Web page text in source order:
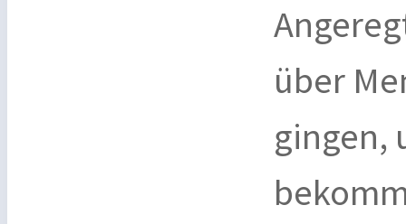
über
gingen,